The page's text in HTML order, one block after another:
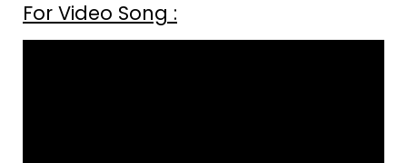
For Video Song :